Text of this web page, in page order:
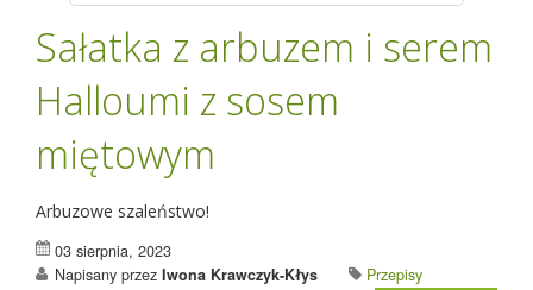
Sałatka z arbuzem i serem
Halloumi z sosem
miętowym
Arbuzowe szaleństwo!
03 sierpnia, 2023
Napisany przez Iwona Krawczyk-Kłys
Przepisy